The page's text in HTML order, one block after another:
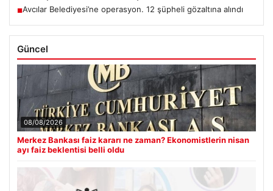
■Avcılar Belediyesi’ne operasyon. 12 şüpheli gözaltına alındı
Güncel
08/08/2026
Merkez Bankası faiz kararı ne zaman? Ekonomistlerin nisan
ayı faiz beklentisi belli oldu